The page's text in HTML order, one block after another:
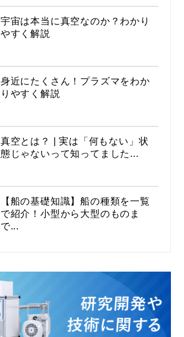
宇宙は本当に真空なのか？わかり
やすく解説
身近にたくさん！プラズマをわか
りやすく解説
真空とは？ | 実は「何もない」状
態じゃないって知ってました...
【船の基礎知識】船の種類を一覧
で紹介！小型から大型のものま
で...